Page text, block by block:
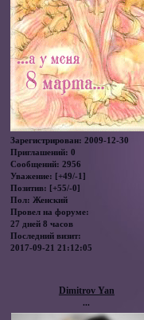
Зарегистрирован: 2009-12-30
Приглашений: 0
Сообщений: 2956
Уважение: [+49/-1]
Позитив: [+55/-0]
Пол: Женский
Провел на форуме:
27 дней 8 часов
Последний визит:
2017-09-21 21:12:05
Dimitrov Yan
...